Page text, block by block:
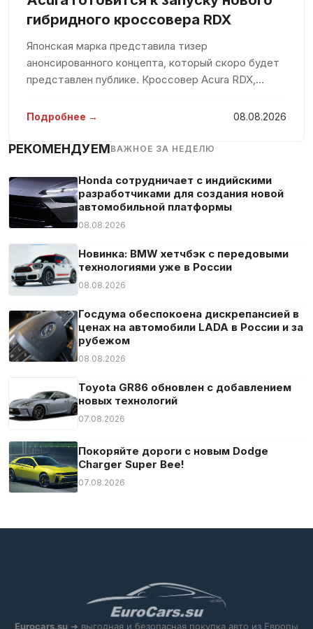
Полная история обслуживания
Противобуксовочная система
Светодиодные габаритные огни
Система «старт-стоп»
Система аварийного вызова
Система контроля скоростного режима
Система оповещения о расстоянии
Система предупреждения об усталости
Складные боковые зеркала
Спортивные сиденья
Усилитель руля
Центральный замок
Экстренное торможение
Электрическая задняя дверь
Электростекла
гибридного кроссовера RDX
Японская марка представила тизер
анонсированного концепта, который скоро будет
представлен публике. Кроссовер Acura RDX,
американский рынок, был выпущен в 2006 году.
2013
Подробнее → 08.08.2026
РЕКОМЕНДУЕМВАЖНОЕ ЗА НЕДЕЛЮ
Honda сотрудничает с индийскими
разработчиками для создания новой
автомобильной платформы
08.08.2026
Новинка: BMW хетчбэк с передовыми
технологиями уже в России
08.08.2026
Госдума обеспокоена дискрепансией в
ценах на автомобили LADA в России и за
рубежом
08.08.2026
Toyota GR86 обновлен с добавлением
новых технологий
07.08.2026
Покоряйте дороги с новым Dodge
Charger Super Bee!
07.08.2026
Eurocars.su ➜ выгодная и безопасная покупка авто из Европы